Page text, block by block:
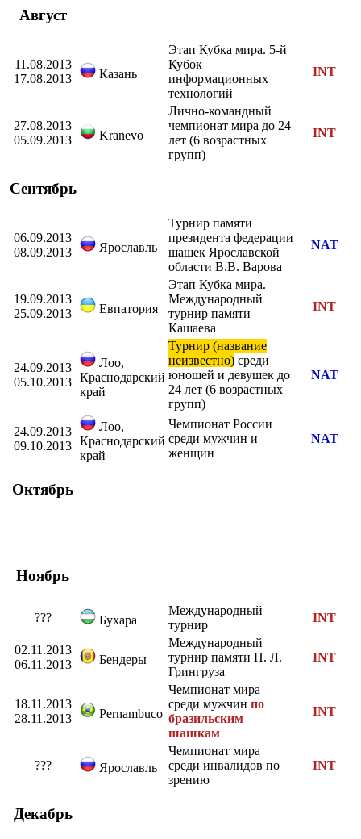
Август
11.08.2013
17.08.2013
Казань
Этап Кубка мира. 5-й
Кубок
информационных
технологий
INT
27.08.2013
05.09.2013
Kranevo
Лично-командный
чемпионат мира до 24
лет (6 возрастных
групп)
INT
Сентябрь
06.09.2013
08.09.2013
Ярославль
Турнир памяти
президента федерации
шашек Ярославской
области В.В. Варова
NAT
19.09.2013
25.09.2013
Евпатория
Этап Кубка мира.
Международный
турнир памяти
Кашаева
INT
24.09.2013
05.10.2013
Лоо,
Краснодарский
край
Турнир (название
неизвестно) среди
юношей и девушек до
24 лет (6 возрастных
групп)
NAT
24.09.2013
09.10.2013
Лоо,
Краснодарский
край
Чемпионат России
среди мужчин и
женщин
NAT
Октябрь
Ноябрь
??? Бухара
Международный
турнир
INT
02.11.2013
06.11.2013
Бендеры
Международный
турнир памяти Н. Л.
Грингруза
INT
18.11.2013
28.11.2013
Pernambuco
Чемпионат мира
среди мужчин по
бразильским
шашкам
INT
??? Ярославль
Чемпионат мира
среди инвалидов по
зрению
INT
Декабрь